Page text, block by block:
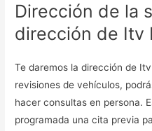
Dirección de la
dirección de Itv
Te daremos la dirección de
revisiones de vehículos,
hacer consultas en persona.
programada una cita previa